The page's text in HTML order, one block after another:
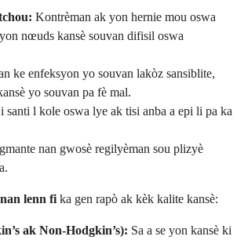
Kontrèman ak yon hernie mou oswa
nœuds kansè souvan difisil oswa
ke enfeksyon yo souvan lakòz sansiblite,
yo souvan pa fè mal.
santi l kole oswa lye ak tisi anba a epi li pa ka
nan gwosè regilyèman sou plizyè
lenn fi ka gen rapò ak kèk kalite kansè:
ak Non-Hodgkin’s): Sa a se yon kansè ki